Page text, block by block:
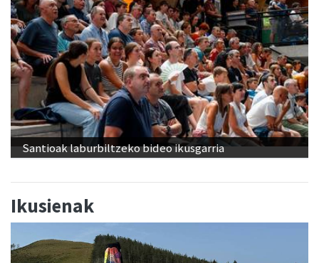
Santioak laburbiltzeko bideo ikusgarria
Ikusienak